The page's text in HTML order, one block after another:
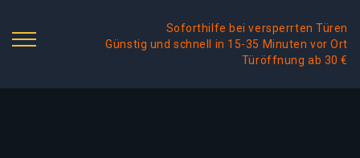
Soforthilfe bei versperrten Türen
Günstig und schnell in 15-35 Minuten vor Ort
Türöffnung ab 30 €